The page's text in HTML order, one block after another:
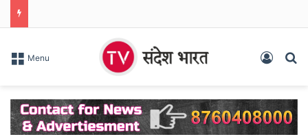
Menu Log In